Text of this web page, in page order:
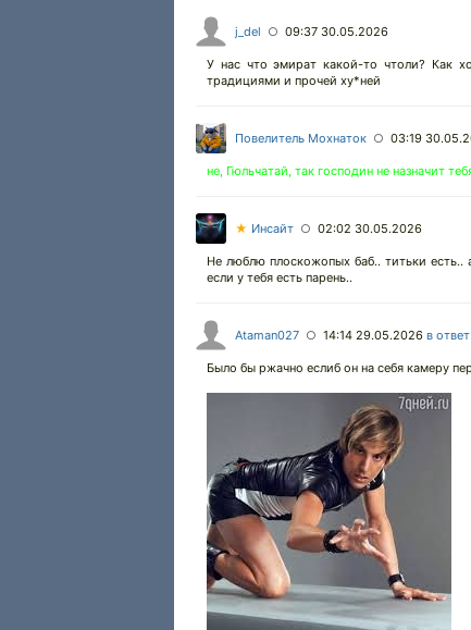
j_del ○ 09:37 30.05.2026
У нас что эмират какой-то чтоли? Как
традициями и прочей xy*ней
Повелитель Мохнаток ○ 03:19
не, Гюльчатай, так господин не назначит
★ Инсайт ○ 02:02 30.05.2026
Не люблю плоскожопых баб.. титьки
если у тебя есть парень..
Ataman027 ○ 14:14 29.05.2026 в
Было бы ржачно еслиб он на себя камеру